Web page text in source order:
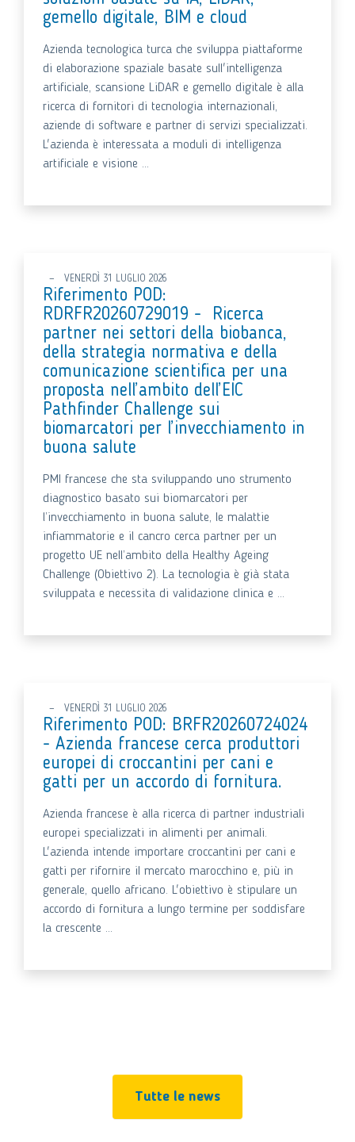
gemello digitale, BIM e cloud
Azienda tecnologica turca che sviluppa piattaforme
di elaborazione spaziale basate sull'intelligenza
artificiale, scansione LiDAR e gemello digitale è alla
ricerca di fornitori di tecnologia internazionali,
aziende di software e partner di servizi specializzati.
L'azienda è interessata a moduli di intelligenza
artificiale e visione ...
VENERDÌ 31 LUGLIO 2026
Riferimento POD:
RDRFR20260729019 - Ricerca
partner nei settori della biobanca,
della strategia normativa e della
comunicazione scientifica per una
proposta nell’ambito dell’EIC
Pathfinder Challenge sui
biomarcatori per l’invecchiamento in
buona salute
PMI francese che sta sviluppando uno strumento
diagnostico basato sui biomarcatori per
l’invecchiamento in buona salute, le malattie
infiammatorie e il cancro cerca partner per un
progetto UE nell’ambito della Healthy Ageing
Challenge (Obiettivo 2). La tecnologia è già stata
sviluppata e necessita di validazione clinica e ...
VENERDÌ 31 LUGLIO 2026
Riferimento POD: BRFR20260724024
- Azienda francese cerca produttori
europei di croccantini per cani e
gatti per un accordo di fornitura.
Azienda francese è alla ricerca di partner industriali
europei specializzati in alimenti per animali.
L'azienda intende importare croccantini per cani e
gatti per rifornire il mercato marocchino e, più in
generale, quello africano. L'obiettivo è stipulare un
accordo di fornitura a lungo termine per soddisfare
la crescente ...
Tutte le news